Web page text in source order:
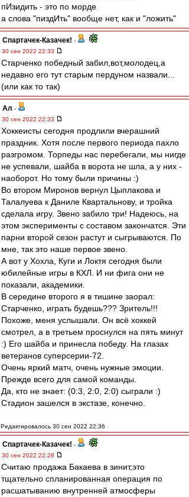
пИзидить - это по морде
а слова "пиздИть" вообще нет, как и "ложить"
Спартачек-Казачек! -
30 сен 2022 22:33
Старченко победный забил,вот,молодец,а
недавно его тут старым пердуном назвали...
(или как то так)
Ал -
30 сен 2022 22:33
Хоккеисты сегодня продлили вчерашний
праздник. Хотя после первого периода пахло
разгромом. Торпеды нас перебегали, мы нигде
не успевали, шайба в ворота не шла, а у них -
наоборот. Но тому были причины :)
Во втором Миронов вернул Цыплакова и
Талалуева к Даниле Квартальнову, и тройка
сделала игру. Звено забило три! Надеюсь, на
этом эксперименты с составом закончатся. Эти
парни второй сезон растут и сыгрываются. По
мне, так это наше первое звено.
А вот у Хохла, Куги и Локтя сегодня были
юбилейные игры в КХЛ. И ни фига они не
показали, академики.
В середине второго я в тишине заорал:
Старченко, играть будешь??? Зритель!!!
Похоже, меня услышали. Он всё хоккей
смотрел, а в третьем проснулся на пять минут
:) Его шайба и принесла победу. На глазах
ветеранов суперсерии-72.
Очень яркий матч, очень нужные эмоции.
Прежде всего для самой команды.
Да, кто не знает: (0:3, 2:0, 2:0) сыграли :)
Стадион зашелся в экстазе, конечно.
Редактировалось 30 сен 2022 22:36
Спартачек-Казачек! -
30 сен 2022 22:28
Считаю продажа Бакаева в зинит,это
тщательно спланированная операция по
расшатыванию внутренней атмосферы